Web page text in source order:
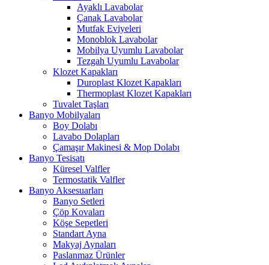
Ayaklı Lavabolar
Çanak Lavabolar
Mutfak Eviyeleri
Monoblok Lavabolar
Mobilya Uyumlu Lavabolar
Tezgah Uyumlu Lavabolar
Klozet Kapakları
Duroplast Klozet Kapakları
Thermoplast Klozet Kapakları
Tuvalet Taşları
Banyo Mobilyaları
Boy Dolabı
Lavabo Dolapları
Çamaşır Makinesi & Mop Dolabı
Banyo Tesisatı
Küresel Valfler
Termostatik Valfler
Banyo Aksesuarları
Banyo Setleri
Çöp Kovaları
Köşe Sepetleri
Standart Ayna
Makyaj Aynaları
Paslanmaz Ürünler